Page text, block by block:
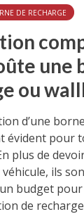
DE RECHARGE
une
ou
d’une
évident pour
plus de
véhicule, ils
budget pour
de